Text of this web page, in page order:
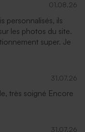
01.08.26
personnalisés, ils
les photos du site.
super. Je
31.07.26
très soigné Encore
31.07.26